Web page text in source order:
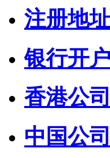
注册地
银行开
香港公
中国公